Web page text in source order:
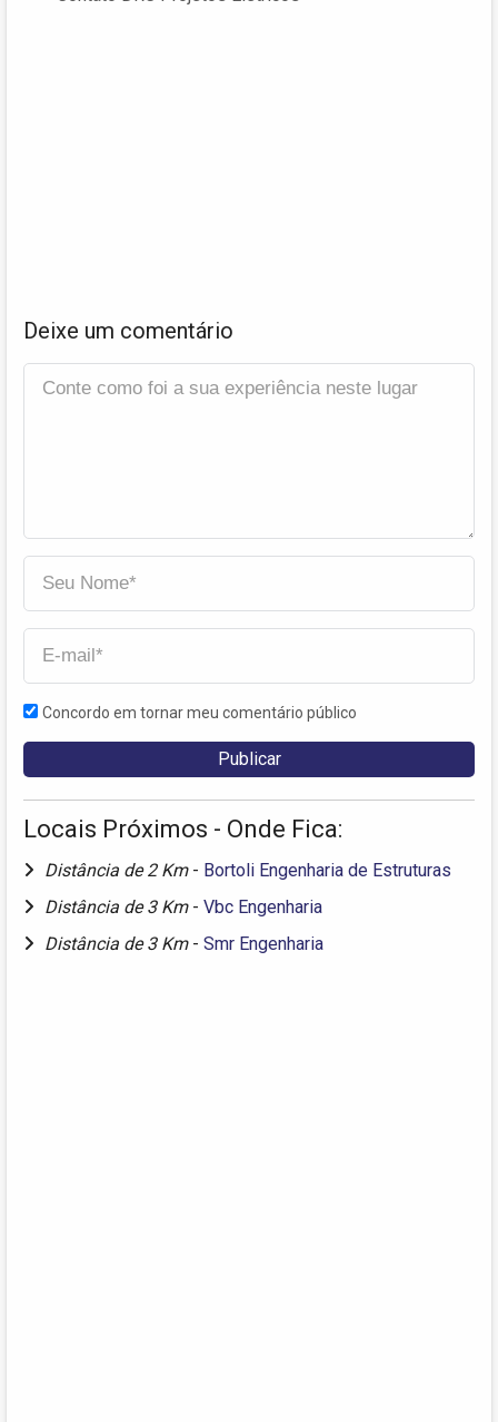
Deixe um comentário
Concordo em tornar meu comentário público
Locais Próximos - Onde Fica:
Distância de 2 Km - Bortoli Engenharia de Estruturas
Distância de 3 Km - Vbc Engenharia
Distância de 3 Km - Smr Engenharia